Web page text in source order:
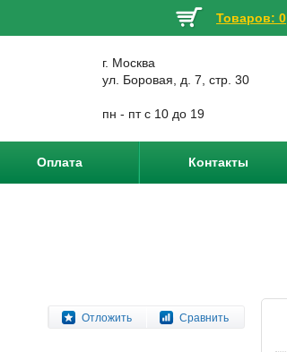
Товаров: 0
г. Москва
ул. Боровая, д. 7, стр. 30
пн - пт с 10 до 19
Оплата Контакты
Отложить Сравнить